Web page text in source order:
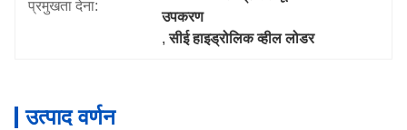
प्रमुखता देना:
उपकरण
, सीई हाइड्रोलिक व्हील लोडर
उत्पाद वर्णन